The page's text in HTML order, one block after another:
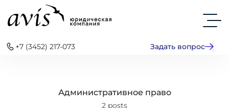
+7 (3452) 217-073 Задать вопрос
Административное право
2 posts